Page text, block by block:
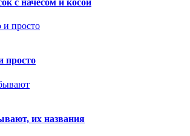
с начесом и косой
просто
их названия